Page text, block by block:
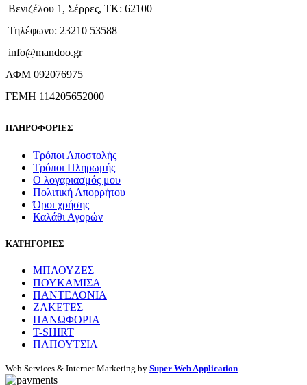
Βενιζέλου 1, Σέρρες, ΤΚ: 62100
Τηλέφωνο: 23210 53588
info@mandoo.gr
ΑΦΜ 092076975
ΓΕΜΗ 114205652000
ΠΛΗΡΟΦΟΡΙΕΣ
Τρόποι Αποστολής
Τρόποι Πληρωμής
Ο λογαριασμός μου
Πολιτική Απορρήτου
Όροι χρήσης
Καλάθι Αγορών
ΚΑΤΗΓΟΡΙΕΣ
ΜΠΛΟΥΖΕΣ
ΠΟΥΚΑΜΙΣΑ
ΠΑΝΤΕΛΟΝΙΑ
ΖΑΚΕΤΕΣ
ΠΑΝΩΦΟΡΙΑ
T-SHIRT
ΠΑΠΟΥΤΣΙΑ
Web Services & Internet Marketing by Super Web Application